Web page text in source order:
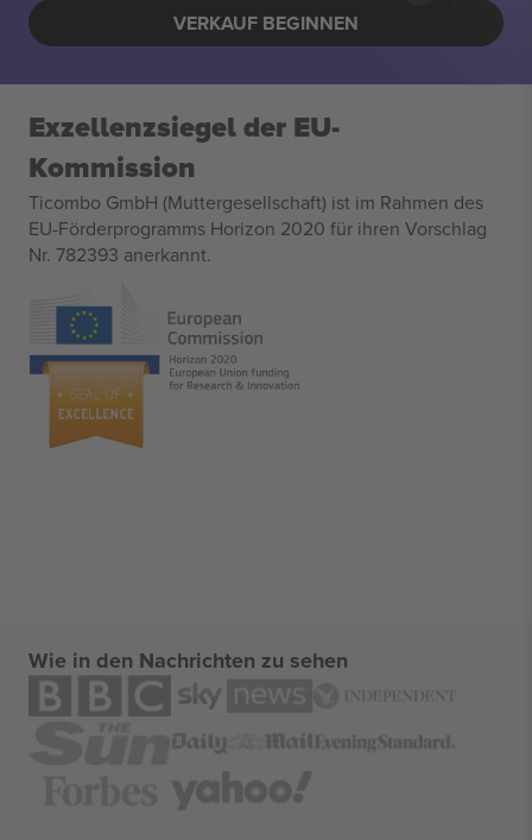
VERKAUF BEGINNEN
Exzellenzsiegel der EU-
Kommission
Ticombo GmbH (Muttergesellschaft) ist im Rahmen des
EU-Förderprogramms Horizon 2020 für ihren Vorschlag
Nr. 782393 anerkannt.
Wie in den Nachrichten zu sehen